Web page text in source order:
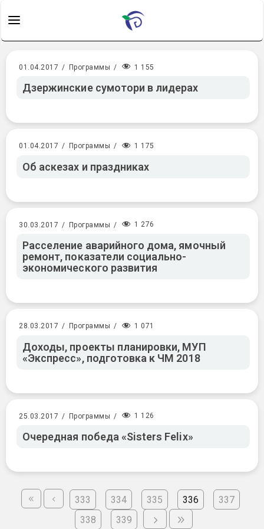
01.04.2017 / Программы / 1 155
Дзержинские сумотори в лидерах
01.04.2017 / Программы / 1 175
Об аскезах и праздниках
30.03.2017 / Программы / 1 276
Расселение аварийного дома, ямочный
ремонт, показатели социально-
экономического развития
28.03.2017 / Программы / 1 071
Доходы, проекты планировки, МУП
«Экспресс», подготовка к ЧМ 2018
25.03.2017 / Программы / 1 126
Очередная победа «Sisters Felix»
333 334 335 336
337
338
339